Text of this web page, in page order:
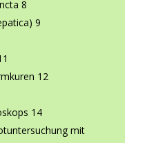
8
9
12
14
mit